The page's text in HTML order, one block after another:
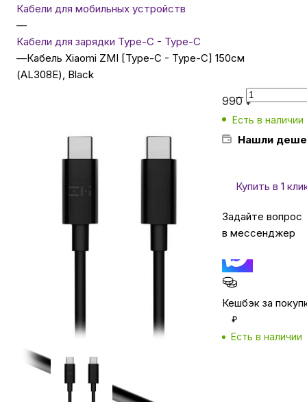
Товары для детей
Фототехника
Бытовая техника
Сумки и чемоданы
Для дома и дачи
Умный дом и безопасность
Кабели для мобильных устройств
—
Кабели для зарядки Type-C - Type-C
—Кабель Xiaomi ZMI [Type-C - Type-C] 150см
(AL308E), Black
990₽
Есть в наличии
Нашли
Купить в 1
Задайте вопрос
в мессенджер
Кешбэк за
₽
Есть в наличии